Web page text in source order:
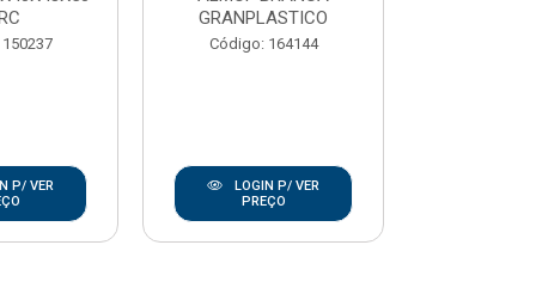
P/ VER
GRANPLASTICO
Código: 164144
LOGIN P/ VER
PREÇO